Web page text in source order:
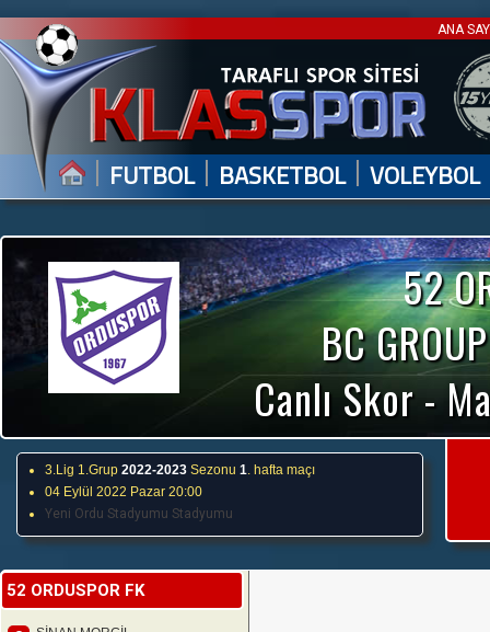
ANA
| FUTBOL | BASKETBOL | VOLEYBOL
52
BC
Canlı Skor -
3.Lig 1.Grup 2022-2023 Sezonu 1. hafta maçı
04 Eylül 2022 Pazar 20:00
Yeni Ordu Stadyumu Stadyumu
52 ORDUSPOR FK